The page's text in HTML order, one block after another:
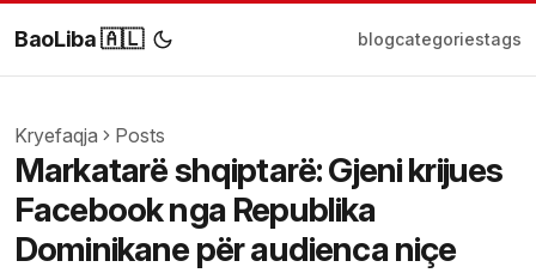
BaoLiba 🇦🇱 blogcategoriestags
Kryefaqja Posts
Markatarë shqiptarë: Gjeni krijues
Facebook nga Republika
Dominikane për audienca niçe